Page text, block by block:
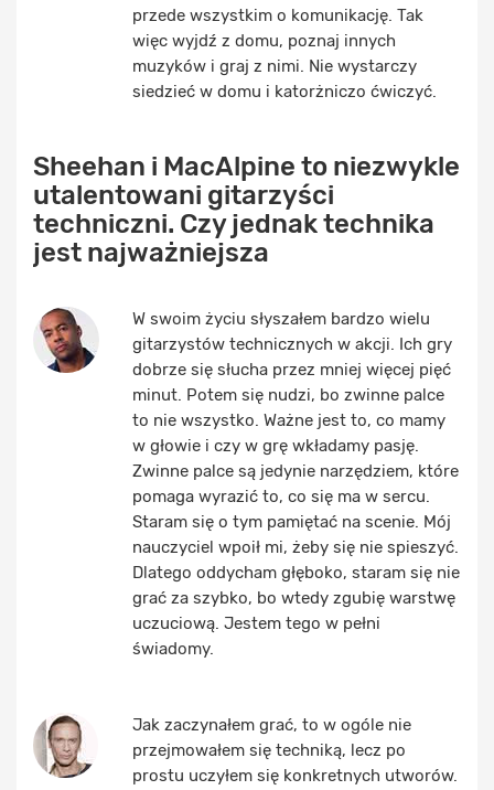
przede wszystkim o komunikację. Tak
więc wyjdź z domu, poznaj innych
muzyków i graj z nimi. Nie wystarczy
siedzieć w domu i katorżniczo ćwiczyć.
Sheehan i MacAlpine to niezwykle
utalentowani gitarzyści
techniczni. Czy jednak technika
jest najważniejsza
W swoim życiu słyszałem bardzo wielu
gitarzystów technicznych w akcji. Ich gry
dobrze się słucha przez mniej więcej pięć
minut. Potem się nudzi, bo zwinne palce
to nie wszystko. Ważne jest to, co mamy
w głowie i czy w grę wkładamy pasję.
Zwinne palce są jedynie narzędziem, które
pomaga wyrazić to, co się ma w sercu.
Staram się o tym pamiętać na scenie. Mój
nauczyciel wpoił mi, żeby się nie spieszyć.
Dlatego oddycham głęboko, staram się nie
grać za szybko, bo wtedy zgubię warstwę
uczuciową. Jestem tego w pełni
świadomy.
Jak zaczynałem grać, to w ogóle nie
przejmowałem się techniką, lecz po
prostu uczyłem się konkretnych utworów.